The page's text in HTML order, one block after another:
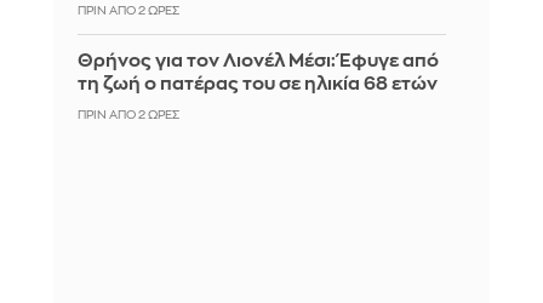
ΠΡΙΝ ΑΠΌ 2 ΏΡΕΣ
Θρήνος για τον Λιονέλ Μέσι: Έφυγε από
τη ζωή ο πατέρας του σε ηλικία 68 ετών
ΠΡΙΝ ΑΠΌ 2 ΏΡΕΣ